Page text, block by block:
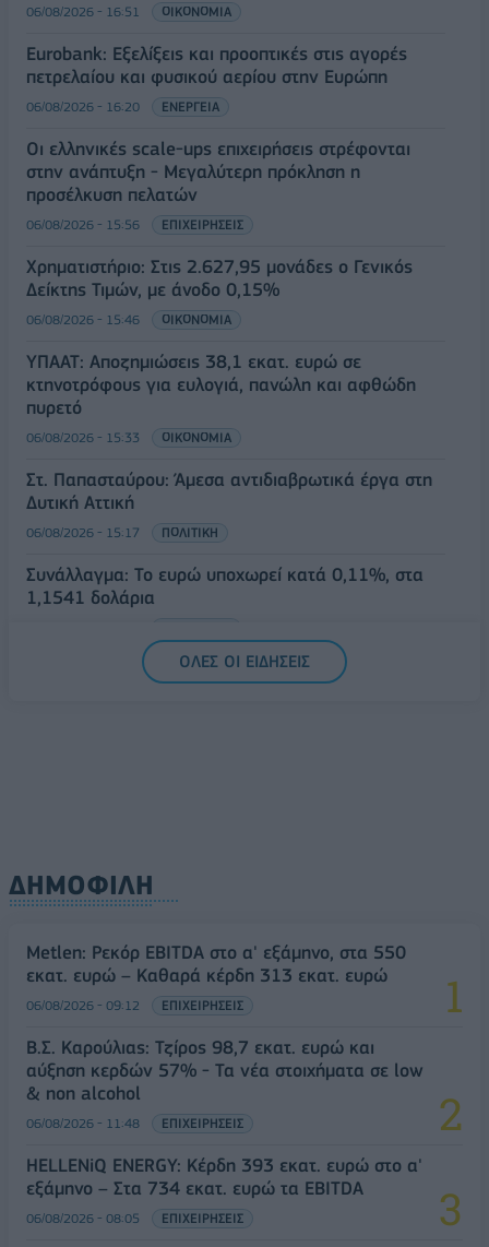
06/08/2026 - 16:51 ΟΙΚΟΝΟΜΙΑ
Eurobank: Εξελίξεις και προοπτικές στις αγορές
πετρελαίου και φυσικού αερίου στην Ευρώπη
06/08/2026 - 16:20 ΕΝΕΡΓΕΙΑ
Οι ελληνικές scale-ups επιχειρήσεις στρέφονται
στην ανάπτυξη - Μεγαλύτερη πρόκληση η
προσέλκυση πελατών
06/08/2026 - 15:56 ΕΠΙΧΕΙΡΗΣΕΙΣ
Χρηματιστήριο: Στις 2.627,95 μονάδες ο Γενικός
Δείκτης Τιμών, με άνοδο 0,15%
06/08/2026 - 15:46 ΟΙΚΟΝΟΜΙΑ
ΥΠΑΑΤ: Αποζημιώσεις 38,1 εκατ. ευρώ σε
κτηνοτρόφους για ευλογιά, πανώλη και αφθώδη
πυρετό
06/08/2026 - 15:33 ΟΙΚΟΝΟΜΙΑ
Στ. Παπασταύρου: Άμεσα αντιδιαβρωτικά έργα στη
Δυτική Αττική
06/08/2026 - 15:17 ΠΟΛΙΤΙΚΗ
Συνάλλαγμα: Το ευρώ υποχωρεί κατά 0,11%, στα
1,1541 δολάρια
ΟΛΕΣ ΟΙ ΕΙΔΗΣΕΙΣ
ΔΗΜΟΦΙΛΗ
Metlen: Ρεκόρ EBITDA στο α' εξάμηνο, στα 550
εκατ. ευρώ – Καθαρά κέρδη 313 εκατ. ευρώ
06/08/2026 - 09:12 ΕΠΙΧΕΙΡΗΣΕΙΣ
Β.Σ. Καρούλιας: Τζίρος 98,7 εκατ. ευρώ και
αύξηση κερδών 57% - Τα νέα στοιχήματα σε low
& non alcohol
06/08/2026 - 11:48 ΕΠΙΧΕΙΡΗΣΕΙΣ
HELLENiQ ENERGY: Κέρδη 393 εκατ. ευρώ στο α'
εξάμηνο – Στα 734 εκατ. ευρώ τα EBITDA
06/08/2026 - 08:05 ΕΠΙΧΕΙΡΗΣΕΙΣ